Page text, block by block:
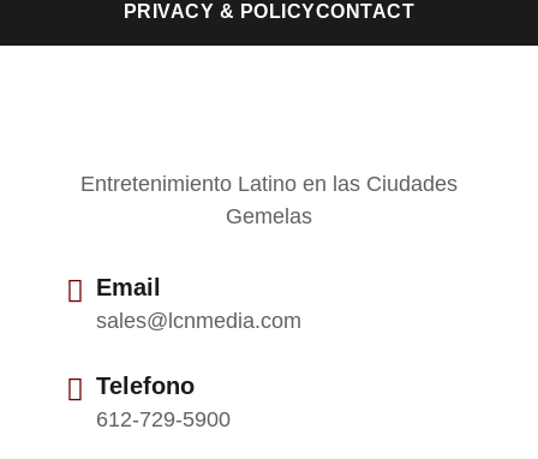
PRIVACY & POLICYCONTACT
Entretenimiento Latino en las Ciudades
Gemelas
Email
sales@lcnmedia.com
Telefono
612-729-5900